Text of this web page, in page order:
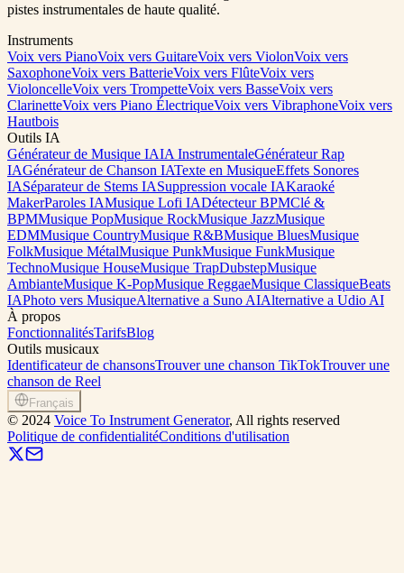
pistes instrumentales de haute qualité.
Instruments
Voix vers PianoVoix vers GuitareVoix vers ViolonVoix vers
SaxophoneVoix vers BatterieVoix vers FlûteVoix vers
VioloncelleVoix vers TrompetteVoix vers BasseVoix vers
ClarinetteVoix vers Piano ÉlectriqueVoix vers VibraphoneVoix vers
Hautbois
Outils IA
Générateur de Musique IAIA InstrumentaleGénérateur Rap
IAGénérateur de Chanson IATexte en MusiqueEffets Sonores
IASéparateur de Stems IASuppression vocale IAKaraoké
MakerParoles IAMusique Lofi IADétecteur BPMClé &
BPMMusique PopMusique RockMusique JazzMusique
EDMMusique CountryMusique R&BMusique BluesMusique
FolkMusique MétalMusique PunkMusique FunkMusique
TechnoMusique HouseMusique TrapDubstepMusique
AmbianteMusique K-PopMusique ReggaeMusique ClassiqueBeats
IAPhoto vers MusiqueAlternative a Suno AIAlternative a Udio AI
À propos
FonctionnalitésTarifsBlog
Outils musicaux
Identificateur de chansonsTrouver une chanson TikTokTrouver une
chanson de Reel
Français
© 2024 Voice To Instrument Generator, All rights reserved
Politique de confidentialitéConditions d'utilisation